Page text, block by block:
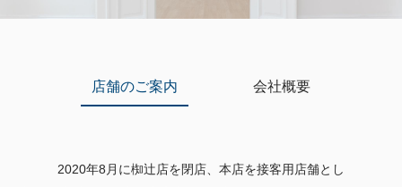
店舗のご案内 会社概要
2020年8月に椥辻店を閉店、本店を接客用店舗とし